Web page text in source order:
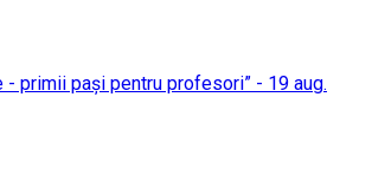
primii pași pentru profesori” - 19 aug.